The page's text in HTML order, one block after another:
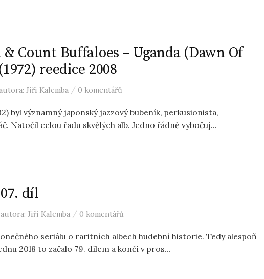
Count Buffaloes – Uganda (Dawn Of
reedice 2008
Jiří Kalemba / 0 komentářů
byl významný japonský jazzový bubeník, perkusionista,
Natočil celou řadu skvělých alb. Jedno řádně vybočuj...
díl
Jiří Kalemba / 0 komentářů
seriálu o raritních albech hudební historie. Tedy alespoň
2018 to začalo 79. dílem a končí v pros...